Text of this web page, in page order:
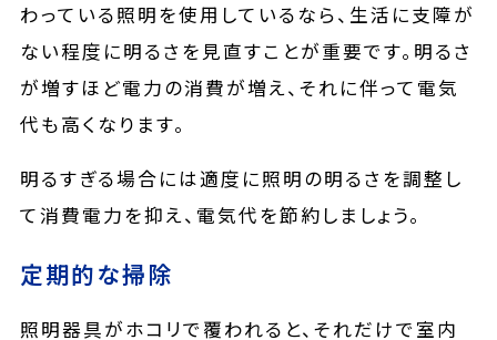
わっている照明を使用しているなら、生活に支障が
ない程度に明るさを見直すことが重要です。明るさ
が増すほど電力の消費が増え、それに伴って電気
代も高くなります。
明るすぎる場合には適度に照明の明るさを調整し
て消費電力を抑え、電気代を節約しましょう。
定期的な掃除
照明器具がホコリで覆われると、それだけで室内